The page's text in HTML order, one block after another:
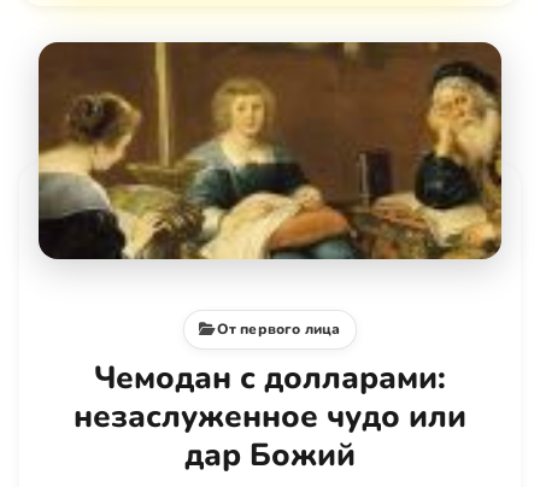
От первого лица
Чемодан с долларами:
незаслуженное чудо или
дар Божий